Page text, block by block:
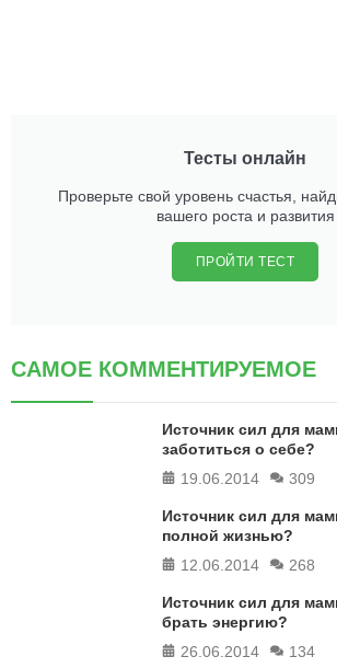
Тесты онлайн
Проверьте свой уровень счастья,
вашего роста и развития
ПРОЙТИ ТЕСТ
САМОЕ КОММЕНТИРУЕМОЕ
Источник сил для
заботиться о себе?
19.06.2014
309
Источник сил для
полной жизнью?
12.06.2014
268
Источник сил для
брать энергию?
26.06.2014
134